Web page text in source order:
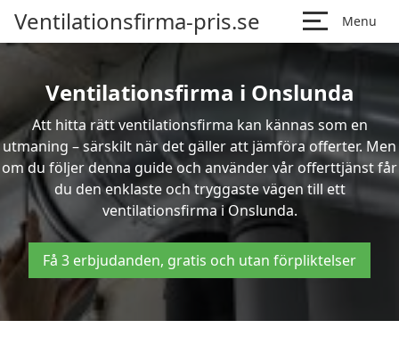
Ventilationsfirma-pris.se Menu
Ventilationsfirma i Onslunda
Att hitta rätt ventilationsfirma kan kännas som en
utmaning – särskilt när det gäller att jämföra offerter. Men
om du följer denna guide och använder vår offerttjänst får
du den enklaste och tryggaste vägen till ett
ventilationsfirma i Onslunda.
Få 3 erbjudanden, gratis och utan förpliktelser